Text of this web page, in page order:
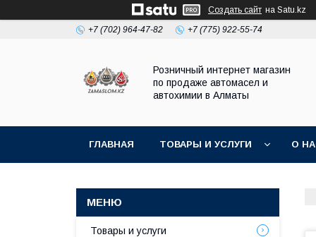
Создать сайт на Satu.kz
+7 (702) 964-47-82 +7 (775) 922-55-74
Розничный интернет магазин
по продаже автомасел и
автохимии в Алматы
ГЛАВНАЯ ТОВАРЫ И УСЛУГИ О
Товары и услуги